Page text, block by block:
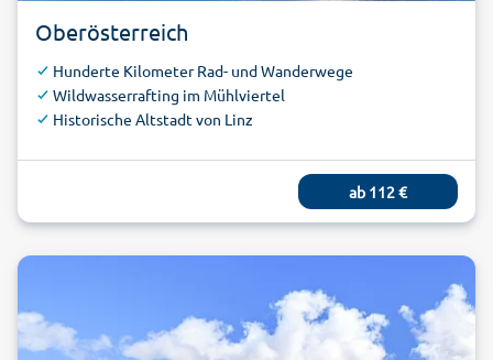
Oberösterreich
Hunderte Kilometer Rad- und Wanderwege
Wildwasserrafting im Mühlviertel
Historische Altstadt von Linz
ab 112€